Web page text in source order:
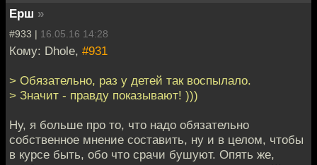
Ерш »
#933 | 16.05.16 14:28
Кому: Dhole, #931
> Обязательно, раз у детей так воспылало.
> Значит - правду показывают! )))
Ну, я больше про то, что надо обязательно
собственное мнение составить, ну и в целом, чтобы
в курсе быть, обо что срачи бушуют. Опять же,